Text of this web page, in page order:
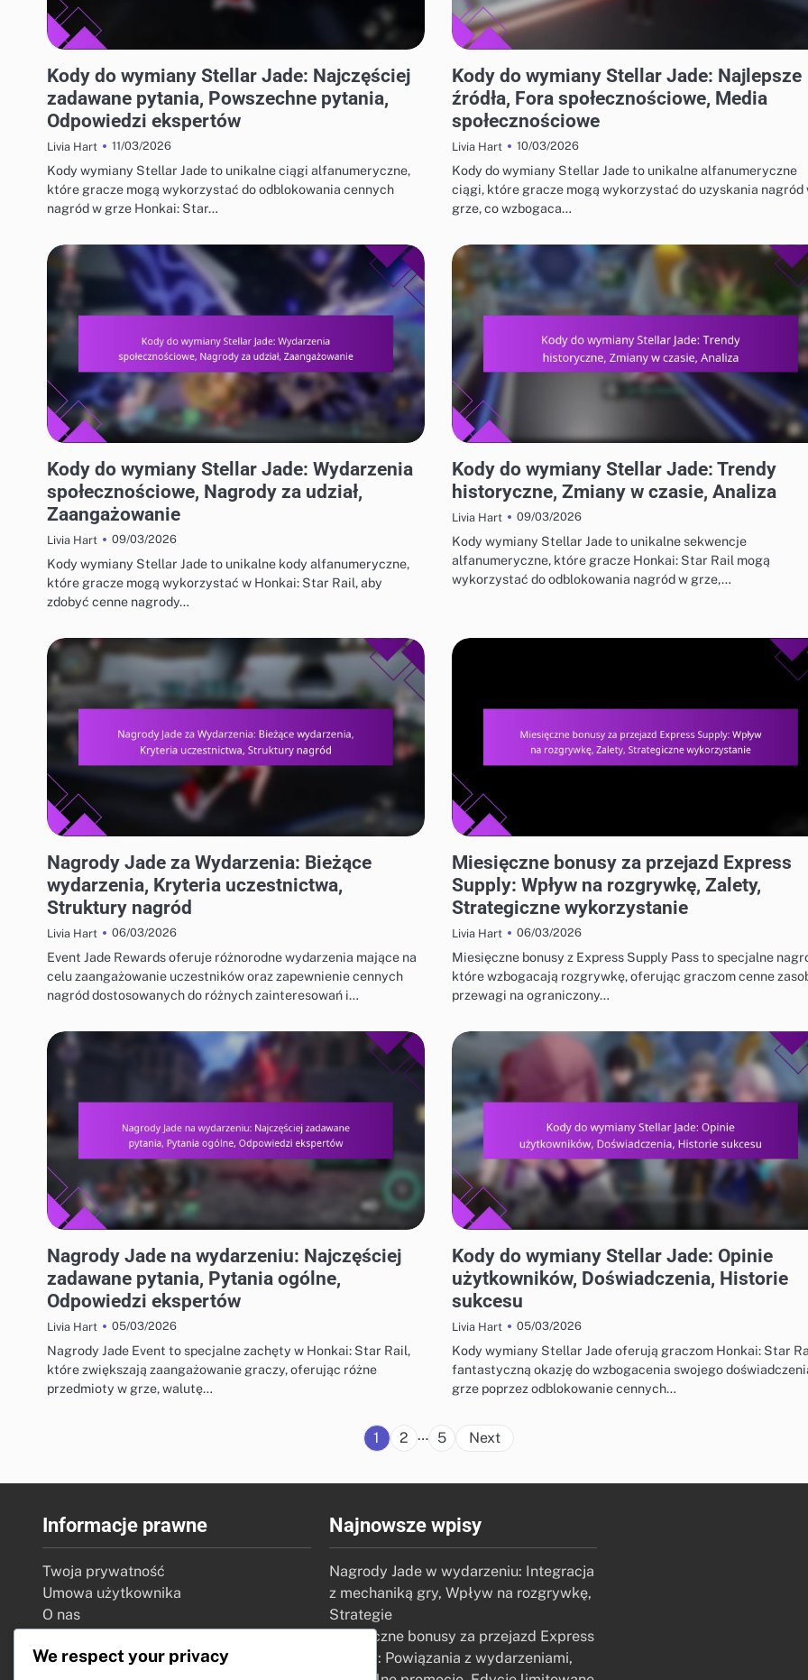
Kody do wymiany Stellar Jade: Najczęściej
zadawane pytania, Powszechne pytania,
Odpowiedzi ekspertów
Livia Hart 11/03/2026
Kody wymiany Stellar Jade to unikalne ciągi alfanumeryczne,
które gracze mogą wykorzystać do odblokowania cennych
nagród w grze Honkai: Star…
Kody do wymiany Stellar Jade: Najlepsze
źródła, Fora społecznościowe, Media
społecznościowe
Livia Hart 10/03/2026
Kody do wymiany Stellar Jade to unikalne alfanumeryczne
ciągi, które gracze mogą wykorzystać do uzyskania nagród
grze, co wzbogaca…
Kody do wymiany Stellar Jade: Wydarzenia
społecznościowe, Nagrody za udział,
Zaangażowanie
Livia Hart 09/03/2026
Kody wymiany Stellar Jade to unikalne kody alfanumeryczne,
które gracze mogą wykorzystać w Honkai: Star Rail, aby
zdobyć cenne nagrody…
Kody do wymiany Stellar Jade: Trendy
historyczne, Zmiany w czasie, Analiza
Livia Hart 09/03/2026
Kody wymiany Stellar Jade to unikalne sekwencje
alfanumeryczne, które gracze Honkai: Star Rail mogą
wykorzystać do odblokowania nagród w grze,…
Nagrody Jade za Wydarzenia: Bieżące
wydarzenia, Kryteria uczestnictwa,
Struktury nagród
Livia Hart 06/03/2026
Event Jade Rewards oferuje różnorodne wydarzenia mające na
celu zaangażowanie uczestników oraz zapewnienie cennych
nagród dostosowanych do różnych zainteresowań i…
Miesięczne bonusy za przejazd Express
Supply: Wpływ na rozgrywkę, Zalety,
Strategiczne wykorzystanie
Livia Hart 06/03/2026
Miesięczne bonusy z Express Supply Pass to specjalne
które wzbogacają rozgrywkę, oferując graczom cenne
przewagi na ograniczony…
Nagrody Jade na wydarzeniu: Najczęściej
zadawane pytania, Pytania ogólne,
Odpowiedzi ekspertów
Livia Hart 05/03/2026
Nagrody Jade Event to specjalne zachęty w Honkai: Star Rail,
które zwiększają zaangażowanie graczy, oferując różne
przedmioty w grze, walutę…
Kody do wymiany Stellar Jade: Opinie
użytkowników, Doświadczenia, Historie
sukcesu
Livia Hart 05/03/2026
Kody wymiany Stellar Jade oferują graczom Honkai: Star
fantastyczną okazję do wzbogacenia swojego
grze poprzez odblokowanie cennych…
Posts
1 2 … 5 Next
Informacje prawne
Twoja prywatność
Umowa użytkownika
O nas
Preferencje plików cookie
Najnowsze wpisy
Nagrody Jade w wydarzeniu: Integracja
z mechaniką gry, Wpływ na rozgrywkę,
Strategie
Miesięczne bonusy za przejazd Express
Supply: Powiązania z wydarzeniami,
We respect your privacy